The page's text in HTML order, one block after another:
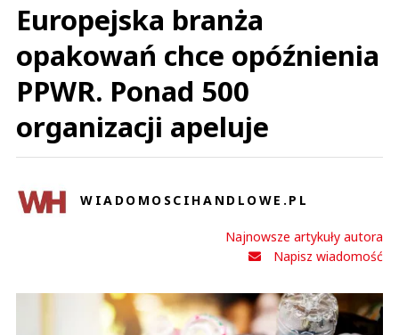
Europejska branża
opakowań chce opóźnienia
PPWR. Ponad 500
organizacji apeluje
WIADOMOSCIHANDLOWE.PL
Najnowsze artykuły autora
Napisz wiadomość